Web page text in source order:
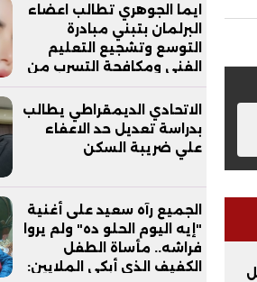
ايما الجوهري تطالب اعضاء
البرلمان بتبني مبادرة
التوسع وتشجيع التعليم
الفني ومكافحة التسرب من
التعليم
الاتحادي الديمقراطي يطالب
بدراسة تعديل حد الاعفاء
علي ضريبة السكن
الجميع رآه سعيد على أغنية
"إيه اليوم الحلو ده" ولم يروا
فراشه.. مأساة الطفل
الكفيف الذي أبكى الملايين: